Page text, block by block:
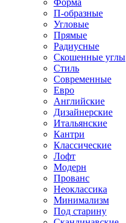
Форма
П-образные
Угловые
Прямые
Радиусные
Скошенные углы
Стиль
Современные
Евро
Английские
Дизайнерские
Итальянские
Кантри
Классические
Лофт
Модерн
Прованс
Неоклассика
Минимализм
Под старину